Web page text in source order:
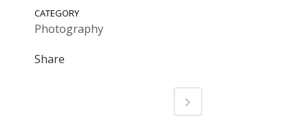
CATEGORY
Photography
Share